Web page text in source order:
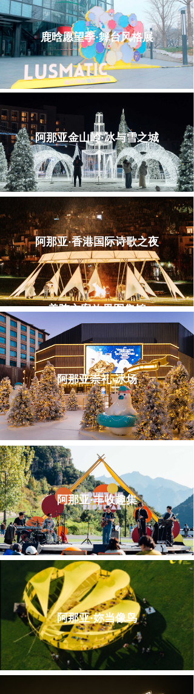
鹿晗愿望季·舞台风格展
阿那亚金山岭·冰与雪之城
阿那亚·香港国际诗歌之夜
美陈方案效果图集锦
阿那亚崇礼·冰场
阿那亚·丰收趣集
阿那亚·妳当像鸟